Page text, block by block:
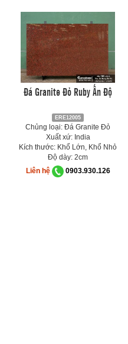
Đá Granite Đỏ Ruby Ấn Độ
ERE12005
Chủng loại: Đá Granite Đỏ
Xuất xứ: India
Kích thước: Khổ Lớn, Khổ Nhỏ
Độ dày: 2cm
Liên hệ
0903.930.126